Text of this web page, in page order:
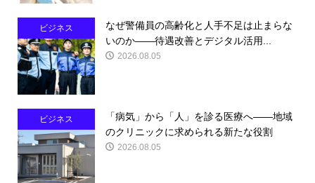
ビジネス
なぜ警備員の高齢化と人手不足は止まらな
いのか――待遇改善とデジタル活用...
2026.08.05
ビジネス
「病気」から「人」を診る医療へ――地域
のクリニックに求められる新たな役割
2026.08.05